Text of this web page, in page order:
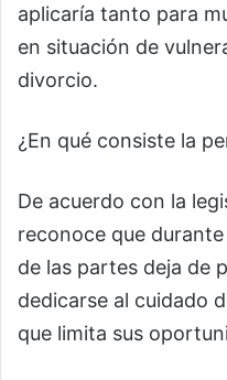
aplicaría tanto para
en situación de
divorcio.
¿En qué consiste la
De acuerdo con la
reconoce que
de las partes deja de
dedicarse al cuidado
que limita sus